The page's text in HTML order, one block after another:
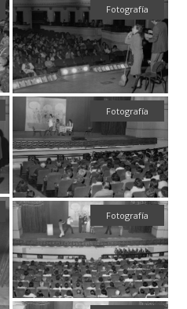
Fotografía
Fotografía
Fotografía